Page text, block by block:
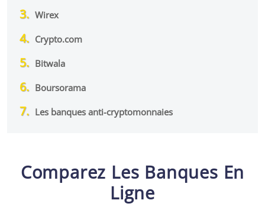
Wirex
Crypto.com
Bitwala
Boursorama
Les banques anti-cryptomonnaies
Comparez Les Banques En
Ligne